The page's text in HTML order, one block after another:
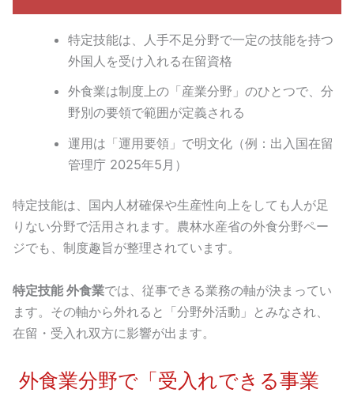
特定技能は、人手不足分野で一定の技能を持つ
外国人を受け入れる在留資格
外食業は制度上の「産業分野」のひとつで、分
野別の要領で範囲が定義される
運用は「運用要領」で明文化（例：出入国在留
管理庁 2025年5月）
特定技能は、国内人材確保や生産性向上をしても人が足
りない分野で活用されます。農林水産省の外食分野ペー
ジでも、制度趣旨が整理されています。
特定技能 外食業では、従事できる業務の軸が決まってい
ます。その軸から外れると「分野外活動」とみなされ、
在留・受入れ双方に影響が出ます。
外食業分野で「受入れできる事業